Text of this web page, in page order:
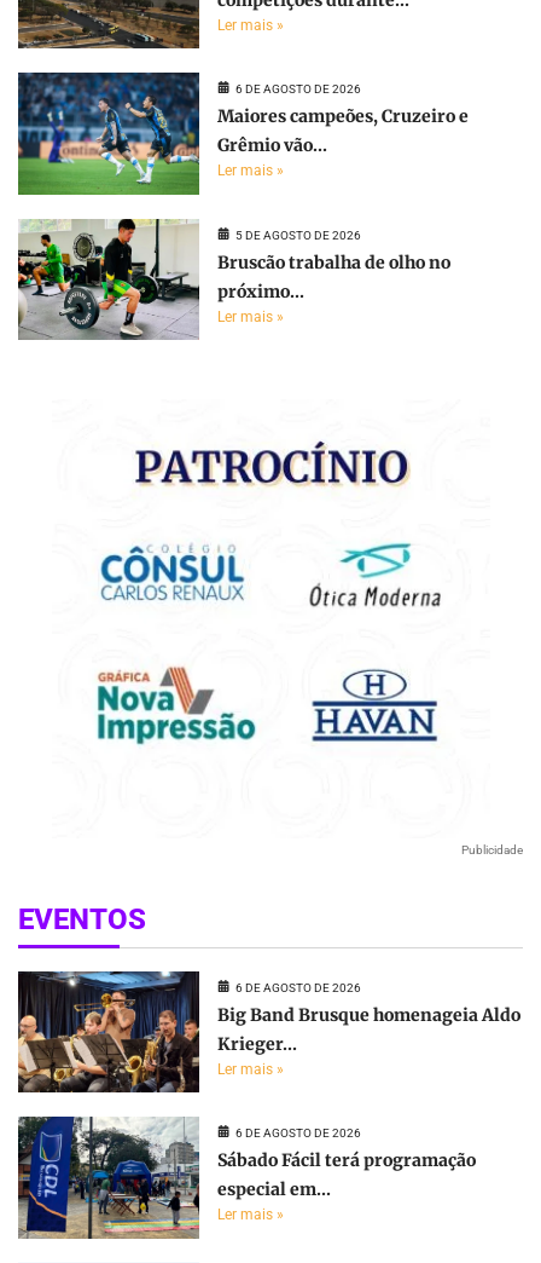
Ler mais »
6 DE AGOSTO DE 2026
Maiores campeões, Cruzeiro e
Grêmio vão...
Ler mais »
5 DE AGOSTO DE 2026
Bruscão trabalha de olho no
próximo...
Ler mais »
Publicidade
EVENTOS
6 DE AGOSTO DE 2026
Big Band Brusque homenageia Aldo
Krieger...
Ler mais »
6 DE AGOSTO DE 2026
Sábado Fácil terá programação
especial em...
Ler mais »